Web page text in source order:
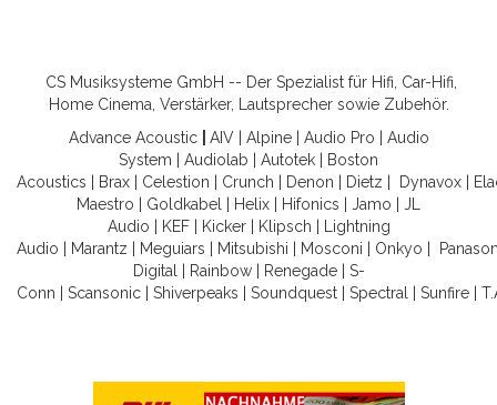
CS Musiksysteme GmbH -- Der Spezialist für Hifi, Car-Hifi,
Home Cinema, Verstärker, Lautsprecher sowie Zubehör.
Advance Acoustic
AIV| Alpine| Audio Pro | Audio
System | Audiolab | Autotek | Boston
Acoustics | Brax | Celestion | Crunch | Denon | Dietz | Dynavox |
Maestro | Goldkabel | Helix | Hifonics | Jamo | JL
Audio | KEF| Kicker| Klipsch | Lightning
Audio | Marantz | Meguiars | Mitsubishi | Mosconi | Onkyo |
Digital | Rainbow| Renegade| S-
Conn | Scansonic | Shiverpeaks | Soundquest | Spectral | Sunfire |